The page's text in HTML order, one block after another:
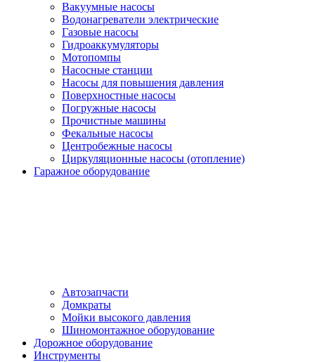
Вакуумные насосы
Водонагреватели электрические
Газовые насосы
Гидроаккумуляторы
Мотопомпы
Насосные станции
Насосы для повышения давления
Поверхностные насосы
Погружные насосы
Прочистные машины
Фекальные насосы
Центробежные насосы
Циркуляционные насосы (отопление)
Гаражное оборудование
Автозапчасти
Домкраты
Мойки высокого давления
Шиномонтажное оборудование
Дорожное оборудование
Инструменты